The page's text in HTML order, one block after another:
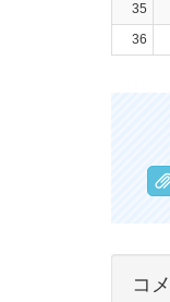
35
36
コ